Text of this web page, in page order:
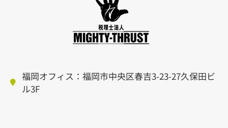
福岡オフィス：福岡市中央区春吉3-23-27久保田ビ
ル3F